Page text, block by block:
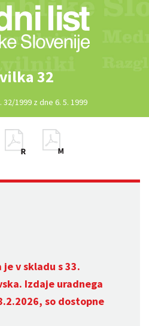
32
32/1999 z dne 6. 5. 1999
v skladu s 33.
Izdaje uradnega
so dostopne